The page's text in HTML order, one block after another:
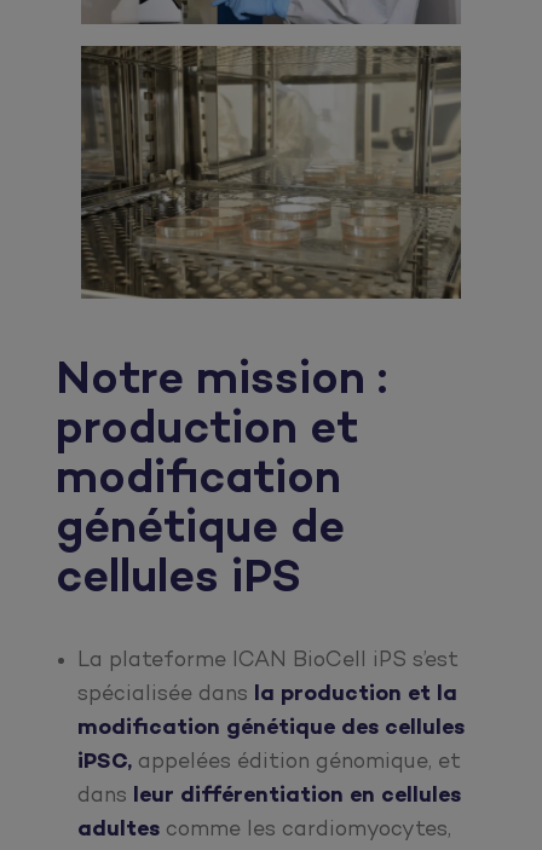
Notre mission :
production et
modification
génétique de
cellules iPS
La plateforme ICAN BioCell iPS s’est
spécialisée dans la production et la
modification génétique des cellules
iPSC,appelées édition génomique, et
dans leur différentiation en cellules
adultes comme les cardiomyocytes,